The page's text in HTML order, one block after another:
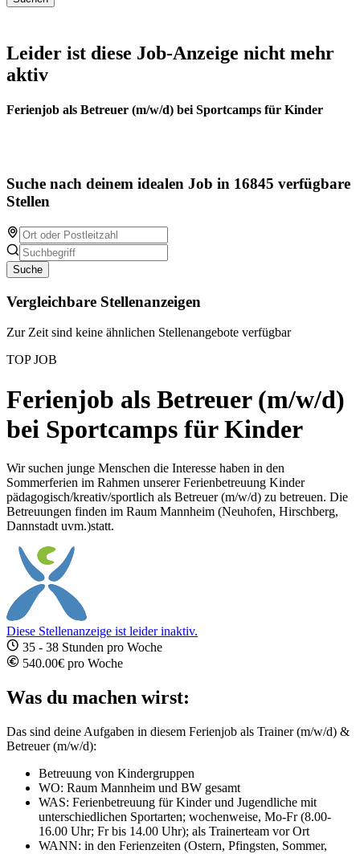
Leider ist diese Job-Anzeige nicht mehr
aktiv
Ferienjob als Betreuer (m/w/d) bei Sportcamps für Kinder
Suche nach deinem idealen Job in 16845 verfügbare
Stellen
Suche
Vergleichbare Stellenanzeigen
Zur Zeit sind keine ähnlichen Stellenangebote verfügbar
TOP JOB
Ferienjob als Betreuer (m/w/d)
bei Sportcamps für Kinder
Wir suchen junge Menschen die Interesse haben in den
Sommerferien im Rahmen unserer Ferienbetreuung Kinder
pädagogisch/kreativ/sportlich als Betreuer (m/w/d) zu betreuen. Die
Betreuungen finden im Raum Mannheim (Neuhofen, Hirschberg,
Dannstadt uvm.)statt.
Diese Stellenanzeige ist leider inaktiv.
35 - 38 Stunden pro Woche
540.00€ pro Woche
Was du machen wirst:
Das sind deine Aufgaben in diesem Ferienjob als Trainer (m/w/d) &
Betreuer (m/w/d):
Betreuung von Kindergruppen
WO: Raum Mannheim und BW gesamt
WAS: Ferienbetreuung für Kinder und Jugendliche mit
unterschiedlichen Sportarten; wochenweise, Mo-Fr (8.00-
16.00 Uhr; Fr bis 14.00 Uhr); als Trainerteam vor Ort
WANN: in den Ferienzeiten (Ostern, Pfingsten, Sommer,